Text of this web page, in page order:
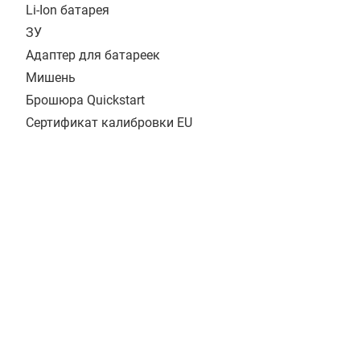
Li-Ion батарея
ЗУ
Адаптер для батареек
Мишень
Брошюра Quickstart
Сертификат калибровки EU